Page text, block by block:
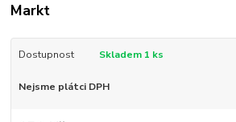
Markt
Dostupnost Skladem 1 ks
Nejsme plátci DPH